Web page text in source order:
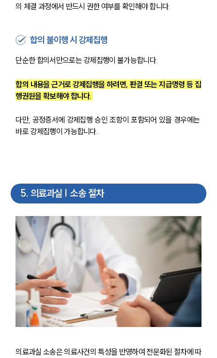
의 체결 과정에서 반드시 권한 여부를 확인해야 합니다.
합의 불이행 시 강제집행
단순한 합의서만으로는 강제집행이 불가능합니다.
합의 내용을 근거로 강제집행을 하려면, 판결 또는 지급명령 등 집
행권원을 확보해야 합니다.
다만, 공정증서에 강제집행 승인 조항이 포함되어 있을 경우에는
바로 강제집행이 가능합니다.
5. 의료과실 | 소송 절차
의료과실 소송은 의료사건의 특성을 반영하여 전문화된 절차에 따